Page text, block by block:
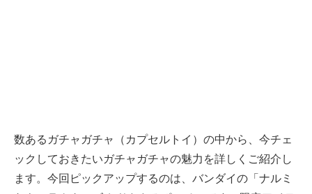
数あるガチャガチャ（カプセルトイ）の中から、今チェ
ックしておきたいガチャガチャの魅力を詳しくご紹介し
ます。今回ピックアップするのは、バンダイの「ナルミ